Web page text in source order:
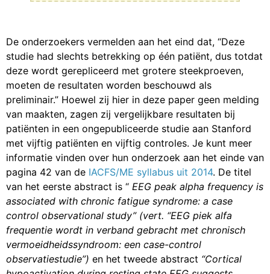
De onderzoekers vermelden aan het eind dat, “Deze
studie had slechts betrekking op één patiënt, dus totdat
deze wordt gerepliceerd met grotere steekproeven,
moeten de resultaten worden beschouwd als
preliminair.” Hoewel zij hier in deze paper geen melding
van maakten, zagen zij vergelijkbare resultaten bij
patiënten in een ongepubliceerde studie aan Stanford
met vijftig patiënten en vijftig controles. Je kunt meer
informatie vinden over hun onderzoek aan het einde van
pagina 42 van de IACFS/ME syllabus uit 2014. De titel
van het eerste abstract is “ EEG peak alpha frequency is
associated with chronic fatigue syndrome: a case
control observational study” (vert. “EEG piek alfa
frequentie wordt in verband gebracht met chronisch
vermoeidheidssyndroom: een case-control
observatiestudie”) en het tweede abstract “Cortical